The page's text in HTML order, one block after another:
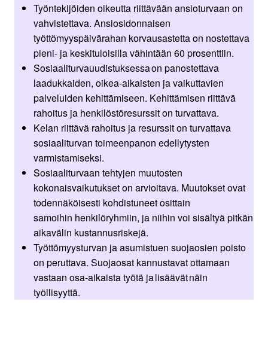
Työntekijöiden oikeutta riittävään ansioturvaan on
vahvistettava. Ansiosidonnaisen
työttömyyspäivärahan korvausastetta on nostettava
pieni- ja keskituloisilla vähintään 60 prosenttiin.
Sosiaaliturvauudistuksessa on panostettava
laadukkaiden, oikea-aikaisten ja vaikuttavien
palveluiden kehittämiseen. Kehittämisen riittävä
rahoitus ja henkilöstöresurssit on turvattava.
Kelan riittävä rahoitus ja resurssit on turvattava
sosiaaliturvan toimeenpanon edellytysten
varmistamiseksi.
Sosiaaliturvaan tehtyjen muutosten
kokonaisvaikutukset on arvioitava. Muutokset ovat
todennäköisesti kohdistuneet osittain
samoihin henkilöryhmiin, ja niihin voi sisältyä pitkän
aikavälin kustannusriskejä.
Työttömyysturvan ja asumistuen suojaosien poisto
on peruttava. Suojaosat kannustavat ottamaan
vastaan osa-aikaista työtä ja lisäävät näin
työllisyyttä.